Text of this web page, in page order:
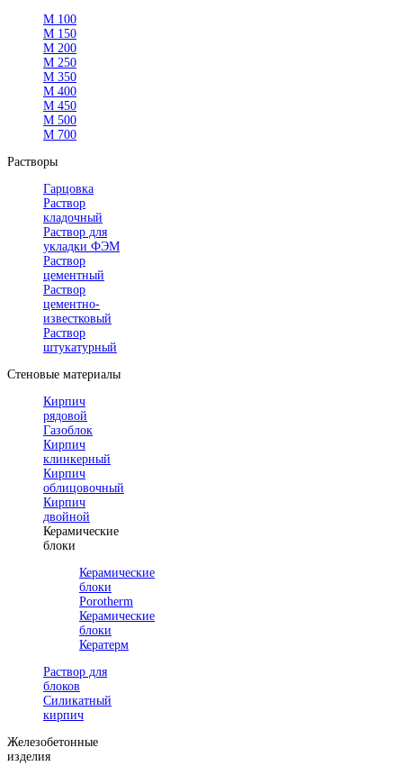
М 100
М 150
М 200
М 250
М 350
М 400
М 450
М 500
М 700
Растворы
Гарцовка
Раствор
кладочный
Раствор для
укладки ФЭМ
Раствор
цементный
Раствор
цементно-
известковый
Раствор
штукатурный
Стеновые материалы
Кирпич
рядовой
Газоблок
Кирпич
клинкерный
Кирпич
облицовочный
Кирпич
двойной
Керамические
блоки
Керамические
блоки
Porotherm
Керамические
блоки
Кератерм
Раствор для
блоков
Силикатный
кирпич
Железобетонные
изделия